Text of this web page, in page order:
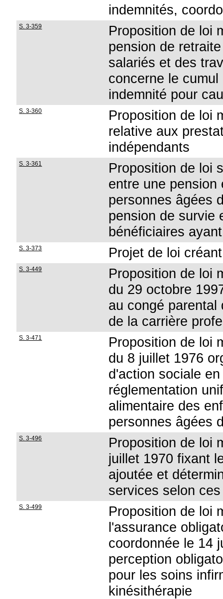
indemnités,
S. 3-359
Proposition de loi
pension de
salariés et des
concerne le
indemnité pour
S. 3-360
Proposition de loi
relative aux
indépendants
S. 3-361
Proposition de loi
entre une
personnes âgées
pension de survie
bénéficiaires
S. 3-373 Projet de loi
S. 3-449
Proposition de loi
du 29 octobre
au congé parental
de la carrière
S. 3-471
Proposition de loi
du 8 juillet 1976
d'action sociale
réglementation
alimentaire des
personnes âgées
S. 3-496
Proposition de loi
juillet 1970 fixant
ajoutée et
services selon
S. 3-499
Proposition de loi
l'assurance
coordonnée le 14
perception
pour les soins
kinésithérapie